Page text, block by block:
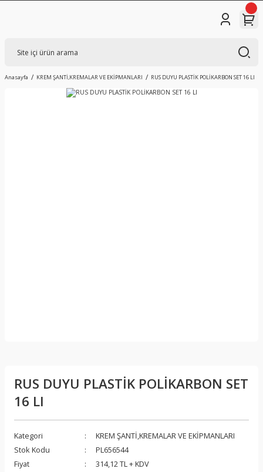
Anasayfa KREM ŞANTİ,KREMALAR VE EKİPMANLARI RUS DUYU PLASTİK POLİKARBON SET 16 LI
RUS DUYU PLASTİK POLİKARBON SET
16 LI
Kategori
KREM ŞANTİ,KREMALAR VE EKİPMANLARI
Stok Kodu
PL656544
Fiyat
314,12 TL + KDV